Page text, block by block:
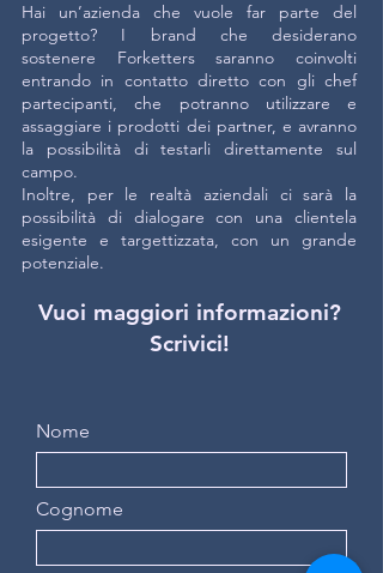
Hai un’azienda che vuole far parte del
progetto? I brand che desiderano
sostenere Forketters saranno coinvolti
entrando in contatto diretto con gli chef
partecipanti, che potranno utilizzare e
assaggiare i prodotti dei partner, e avranno
la possibilità di testarli direttamente sul
campo.
Inoltre, per le realtà aziendali ci sarà la
possibilità di dialogare con una clientela
esigente e targettizzata, con un grande
potenziale.
Vuoi maggiori informazioni?
Scrivici!
Nome
Cognome